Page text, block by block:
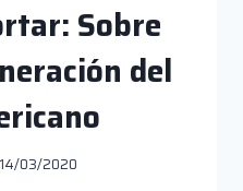
Sobre
del
14/03/2020